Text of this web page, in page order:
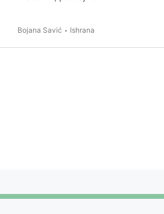
Bojana Savić Ishrana